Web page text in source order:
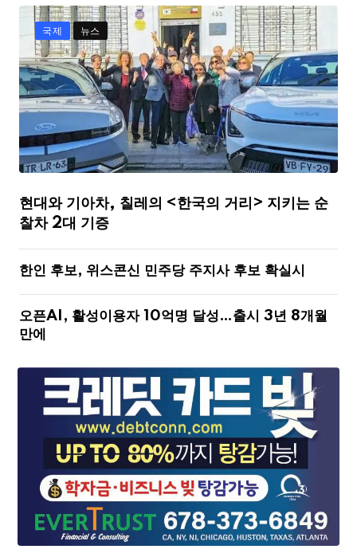
국제 뉴스
현대와 기아차, 칠레의 <한국의 거리> 지키는 순
찰차 2대 기증
한인 후보, 위스콘신 민주당 주지사 후보 확실시
오픈AI, 활성이용자 10억명 달성…출시 3년 8개월
만에